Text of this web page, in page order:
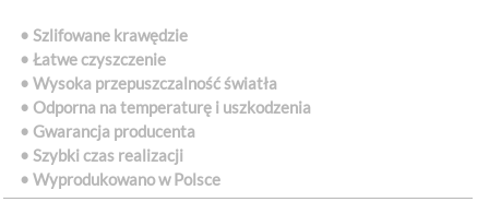
• Szlifowane krawędzie
• Łatwe czyszczenie
• Wysoka przepuszczalność światła
• Odporna na temperaturę i uszkodzenia
• Gwarancja producenta
• Szybki czas realizacji
• Wyprodukowano w Polsce